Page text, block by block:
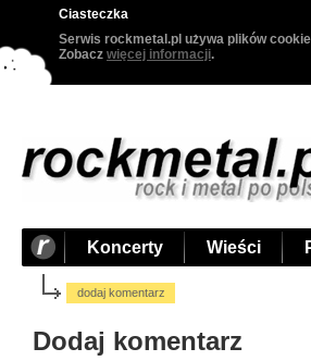
Ciasteczka
Serwis rockmetal.pl używa plików
Zobacz więcej informacji.
Koncerty Wieści
dodaj komentarz
Dodaj komentarz